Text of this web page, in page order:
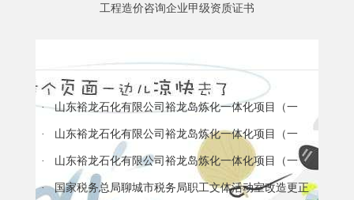
工程造价咨询企业甲级资质证书
· 山东裕龙石化有限公司裕龙岛炼化一体化项目（一
期）橡胶装置包装膜采购框架采购项目变更公告
· 山东裕龙石化有限公司裕龙岛炼化一体化项目（一
期）厂区交通管理 pc 总承包项目变更公告
· 山东裕龙石化有限公司裕龙岛炼化一体化项目（一
期）厂区交通管理 pc 总承包项目变更公告
· 国家税务总局聊城市税务局职工文体活动室改造更正